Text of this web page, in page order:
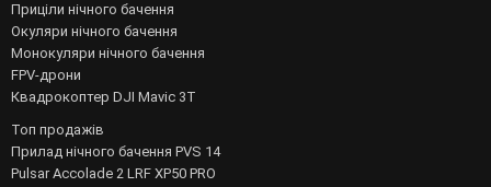
Приціли нічного бачення
Окуляри нічного бачення
Монокуляри нічного бачення
FPV-дрони
Квадрокоптер DJI Mavic 3T
Топ продажів
Прилад нічного бачення PVS 14
Pulsar Accolade 2 LRF XP50 PRO